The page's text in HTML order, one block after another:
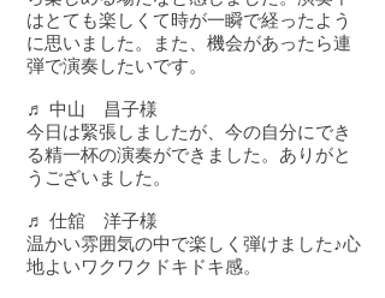
はとても楽しくて時が一瞬で経ったよう
に思いました。また、機会があったら連
弾で演奏したいです。
♬ 中山 昌子様
今日は緊張しましたが、今の自分にでき
る精一杯の演奏ができました。ありがと
うございました。
♬ 仕舘 洋子様
温かい雰囲気の中で楽しく弾けました♪心
地よいワクワクドキドキ感。